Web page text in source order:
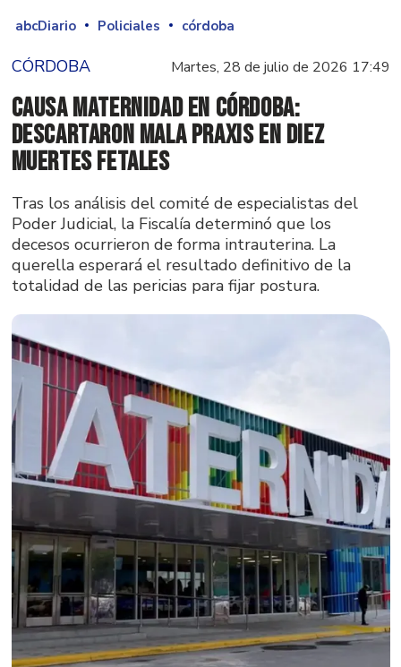
abcDiario Policiales córdoba
CÓRDOBA Martes, 28 de julio de 2026 17:49
Causa Maternidad en Córdoba:
descartaron mala praxis en diez
muertes fetales
Tras los análisis del comité de especialistas del
Poder Judicial, la Fiscalía determinó que los
decesos ocurrieron de forma intrauterina. La
querella esperará el resultado definitivo de la
totalidad de las pericias para fijar postura.